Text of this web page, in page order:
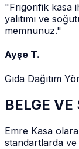
"Frigorifik kasa
yalıtımı ve
memnunuz."
Ayşe T.
Gıda Dağıtım
BELGE
Emre Kasa
standartlarda